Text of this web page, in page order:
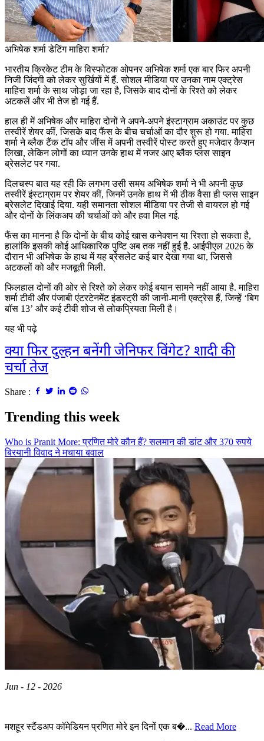
अभिषेक शर्मा डेटिंग माहिरा शर्मा?
भारतीय क्रिकेट टीम के विस्फोटक ओपनर अभिषेक शर्मा एक बार फिर अपनी
निजी जिंदगी को लेकर सुर्खियों में हैं. सोशल मीडिया पर उनका नाम एक्ट्रेस
माहिरा शर्मा के साथ जोड़ा जा रहा है, जिसके बाद दोनों के रिश्ते को लेकर
अटकलें और भी तेज हो गई हैं.
हाल ही में अभिषेक और माहिरा दोनों ने अपने-अपने इंस्टाग्राम अकाउंट पर कुछ
तस्वीरें शेयर कीं, जिसके बाद फैंस के बीच चर्चाओं का दौर शुरू हो गया. माहिरा
शर्मा ने ब्लैक टैंक टॉप और जींस में अपनी तस्वीरें पोस्ट करते हुए मजेदार कैप्शन
लिखा, लेकिन लोगों का ध्यान उनके हाथ में नजर आए ब्लैक प्लस साइन
ब्रेसलेट पर गया.
दिलचस्प बात यह रही कि लगभग उसी समय अभिषेक शर्मा ने भी अपनी कुछ
तस्वीरें इंस्टाग्राम पर शेयर कीं, जिनमें उनके हाथ में भी ठीक वैसा ही प्लस साइन
ब्रेसलेट दिखाई दिया. यही समानता सोशल मीडिया पर तेजी से वायरल हो गई
और दोनों के लिंकअप की चर्चाओं को और हवा मिल गई.
फैंस का मानना है कि दोनों के बीच कोई खास कनेक्शन या रिश्ता हो सकता है,
हालांकि इसकी कोई आधिकारिक पुष्टि अब तक नहीं हुई है. आईपीएल 2026 के
दौरान भी अभिषेक के हाथ में यह ब्रेसलेट कई बार देखा गया था, जिससे
अटकलों को और मजबूती मिली.
फिलहाल दोनों की ओर से रिश्ते को लेकर कोई बयान सामने नहीं आया है. माहिरा
शर्मा टीवी और पंजाबी एंटरटेनमेंट इंडस्ट्री की जानी-मानी एक्ट्रेस हैं, जिन्हें ‘बिग
बॉस 13’ और कई टीवी शोज से लोकप्रियता मिली है।
यह भी पढ़े
क्या फिर दुल्हन बनेंगी जेनिफर विंगेट? शादी की
चर्चा तेज
Share :
Trending this week
Who is Pranit More: प्रणित मोरे कौन हैं? सलमान की डांट और 370 रुपये
बिरयानी विवाद ने मचाया बवाल
Jun - 12 - 2026
मशहूर स्टैंडअप कॉमेडियन प्रणित मोरे इन दिनों एक ब�... Read More